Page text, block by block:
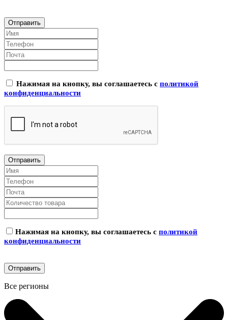
Нажимая на кнопку, вы соглашаетесь с политикой
конфиденциальности
Нажимая на кнопку, вы соглашаетесь с политикой
конфиденциальности
Все регионы